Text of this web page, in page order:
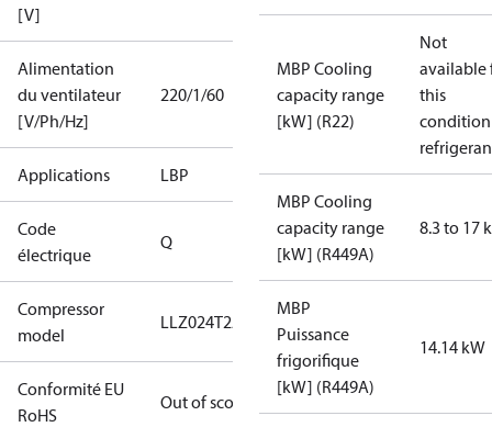
[V]
Alimentation
du ventilateur
[V/Ph/Hz]
220/1/60
Applications LBP
Code
électrique
Q
Compressor
model
LLZ024T2A
Conformité EU
RoHS
Out of scope
MBP Cooling
capacity range
[kW] (R22)
Not
available
this
MBP Cooling
capacity range
[kW] (R449A)
8.3 to 17
MBP
Puissance
frigorifique
[kW] (R449A)
14.14 kW